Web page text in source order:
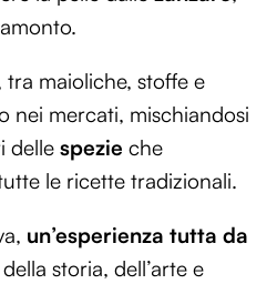
tra maioliche, stoffe e
nei mercati, mischiandosi
delle spezie che
le ricette tradizionali.
un’esperienza tutta da
storia, dell’arte e